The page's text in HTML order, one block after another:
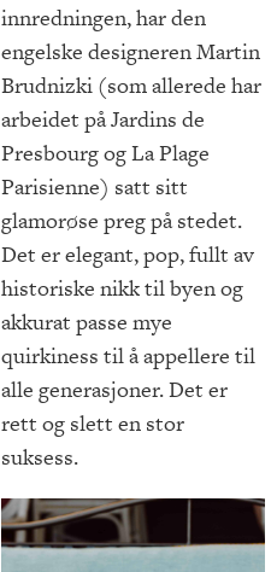
innredningen, har den
engelske designeren Martin
Brudnizki (som allerede har
arbeidet på Jardins de
Presbourg og La Plage
Parisienne) satt sitt
glamorøse preg på stedet.
Det er elegant, pop, fullt av
historiske nikk til byen og
akkurat passe mye
quirkiness til å appellere til
alle generasjoner. Det er
rett og slett en stor
suksess.